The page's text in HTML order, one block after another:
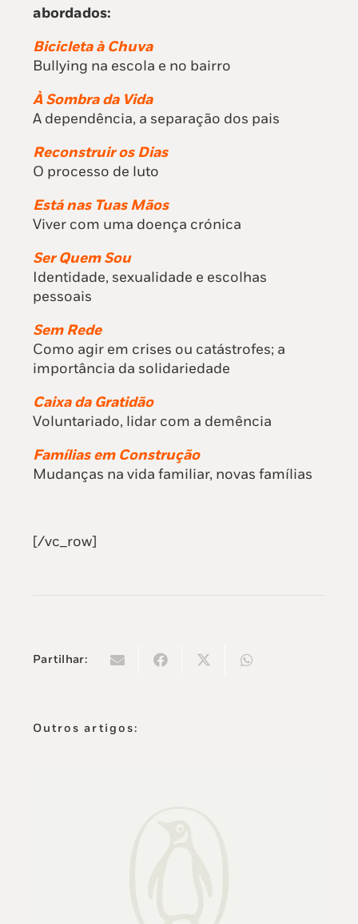
abordados:
Bicicleta à Chuva
Bullying na escola e no bairro
À Sombra da Vida
A dependência, a separação dos pais
Reconstruir os Dias
O processo de luto
Está nas Tuas Mãos
Viver com uma doença crónica
Ser Quem Sou
Identidade, sexualidade e escolhas
pessoais
Sem Rede
Como agir em crises ou catástrofes; a
importância da solidariedade
Caixa da Gratidão
Voluntariado, lidar com a demência
Famílias em Construção
Mudanças na vida familiar, novas famílias
[/vc_row]
Partilhar:
Outros artigos: